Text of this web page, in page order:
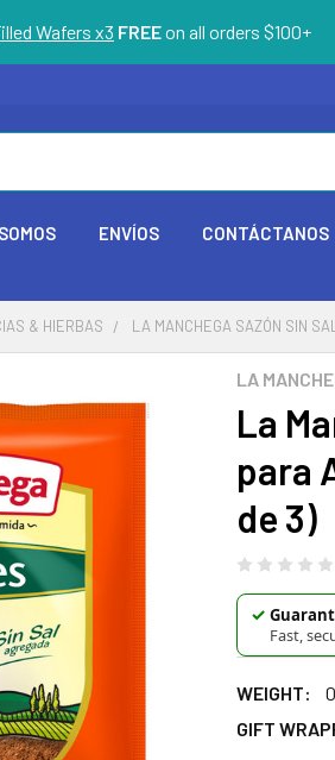
Wafers x3 FREEon all orders $100+
ENVÍOS CONTÁCTANOS
& HIERBAS LA MANCHEGA SAZÓN SIN
LA
La
para
de 3)
✓
Fast,
WEIGHT:
GIFT